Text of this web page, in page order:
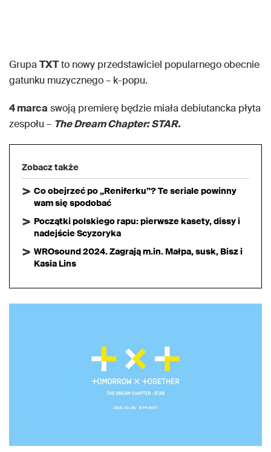
GrupaTXTto nowy przedstawiciel popularnego obecnie
gatunku muzycznego – k-popu.
4 marca swoją premierę będzie miała debiutancka płyta
zespołu – The Dream Chapter: STAR.
Zobacz także
Co obejrzeć po „Reniferku”? Te seriale powinny
wam się spodobać
Początki polskiego rapu: pierwsze kasety, dissy i
nadejście Scyzoryka
WROsound 2024. Zagrają m.in. Małpa, susk, Bisz i
Kasia Lins